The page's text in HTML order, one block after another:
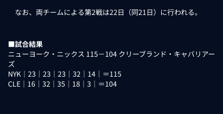
なお、両チームによる第2戦は22日（同21日）に行われる。
■試合結果
ニューヨーク・ニックス 115－104 クリーブランド・キャバリアー
ズ
NYK｜23｜23｜23｜32｜14｜＝115
CLE｜16｜32｜35｜18｜3｜＝104